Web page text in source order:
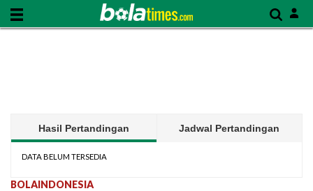
Hasil Pertandingan Jadwal Pertandingan
DATA BELUM TERSEDIA
BOLAINDONESIA